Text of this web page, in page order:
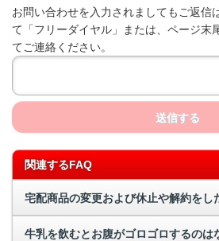
お問い合わせを入力されましてもご返信
て「フリーダイヤル」または、ページ末
てご連絡ください。
送信する
関連するFAQ
宅配商品の変更および休止や解約をし
牛乳を飲むとお腹がゴロゴロするのは